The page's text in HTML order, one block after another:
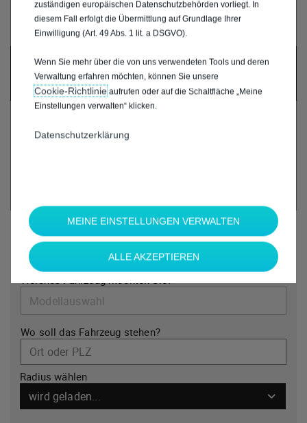
UM DIESE GOOGLE MAPS-KARTE ANZUZEIGEN,
AKZEPTIEREN SIE BITTE DIE FÜR
MARKETING/WERBUNG RELEVANTEN-COOKIES.
Welche Marke möchten Sie?*
Welches Fahrzeug möchten Sie?
Wo soll das Fahrzeug stehen?
Ort oder PLZ
Radius wählen
wird geladen...
zuständigen europäischen Datenschutzbehörden vorliegt. In
diesem Fall erfolgt die Übermittlung auf Grundlage Ihrer
Einwilligung (Art. 49 Abs. 1 lit. a DSGVO).
Wenn Sie mehr über die von uns verwendeten Tools und deren
Verwaltung erfahren möchten, können Sie unsere
Cookie‑Richtlinieaufrufen oder auf die Schaltfläche „Meine
Einstellungen verwalten“ klicken.
Datenschutzerklärung
MEINE EINSTELLUNGEN VERWALTEN
ALLE AKZEPTIEREN